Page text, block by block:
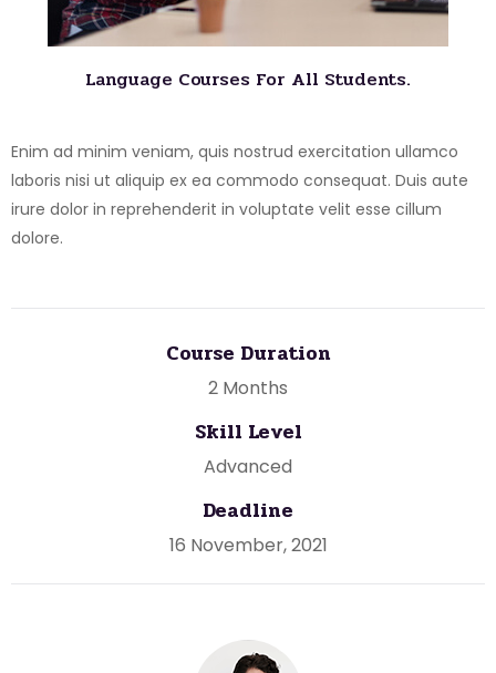
Language Courses For All Students.
Enim ad minim veniam, quis nostrud exercitation ullamco
laboris nisi ut aliquip ex ea commodo consequat. Duis aute
irure dolor in reprehenderit in voluptate velit esse cillum
dolore.
Course Duration
2 Months
Skill Level
Advanced
Deadline
16 November, 2021